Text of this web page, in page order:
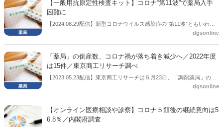
【一般用抗原定性検査キット】コロナ“第11波”で薬局入手
困難に
【2024.08.29配信】新型コロナウイルス感染症の“第11波”ともいわれ
る感染拡大で、一般用抗原定性検査キットが不足している。日本薬剤
dgsonline
「薬局」の倒産数、コロナ禍が落ち着き減少へ／2022年度
は15件／東京商工リサーチ調べ
【2023.05.23配信】東京商工リサーチは５月23日、「調剤薬局」の倒
産件数の調査結果を公表した。コロナ禍で過去最多となる23件を記録
ンライン化で淘汰が加速も」と分析している。
dgsonline
【オンライン医療相談や診察】コロナ５類後の継続意向は5
6.8％／内閣府調査